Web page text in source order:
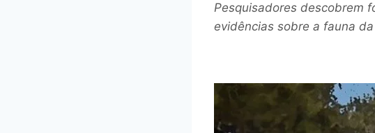
Pesquisadores descobrem
evidências sobre a fauna